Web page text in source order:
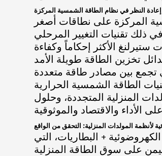
إعادة النظر في نظام الطاقة الشمسية المركزة
ذلك تقنيات التغيير المرحلي
ستيرلنغ الأكثر إحكاماً وكفاءة
تخزين الطاقة طويلة الأمد
تجمع بين مصادر طاقة متعددة
الطاقة الشمسية الحرارية
المنزلية المتجددة، وحلول
لأنظمة المولدات المنزلية: التحقق من الواقع
+ البطاريات، التي